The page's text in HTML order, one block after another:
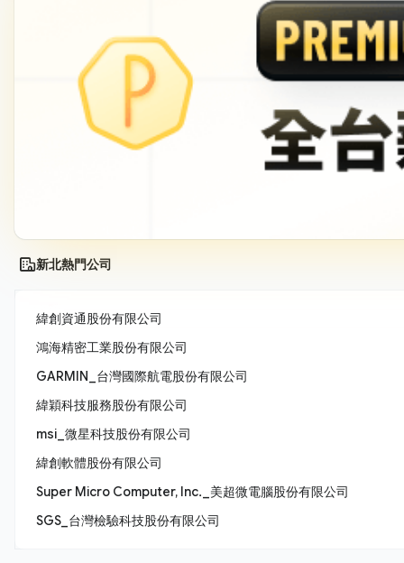
新北熱門公司
緯創資通股份有限公司
鴻海精密工業股份有限公司
GARMIN_台灣國際航電股份有限公司
緯穎科技服務股份有限公司
msi_微星科技股份有限公司
緯創軟體股份有限公司
Super Micro Computer, Inc._美超微電腦股份有限公司
SGS_台灣檢驗科技股份有限公司